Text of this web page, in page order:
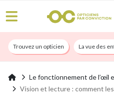
Trouvez un opticien La vue des
Le fonctionnement de l’œil
Vision et lecture : comment